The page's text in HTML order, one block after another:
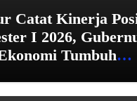
Catat Kinerja
I 2026,
Tumbuh
dan Pengangguran